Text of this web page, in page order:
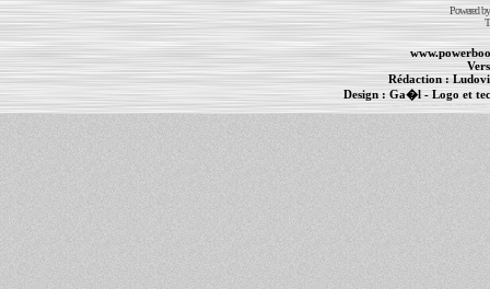
Powered
Rédaction :
Design : Ga�l- Logo et